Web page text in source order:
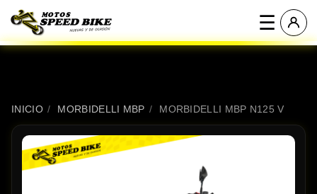
☰
INICIO / MORBIDELLI MBP / MORBIDELLI MBP N125 V